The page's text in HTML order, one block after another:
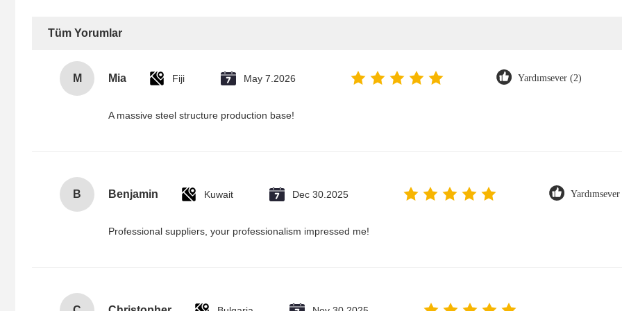
Tüm Yorumlar
M Mia Fiji May 7.2026 Yardımsever (2)
A massive steel structure production base!
B Benjamin Kuwait Dec 30.2025
Professional suppliers, your professionalism impressed me!